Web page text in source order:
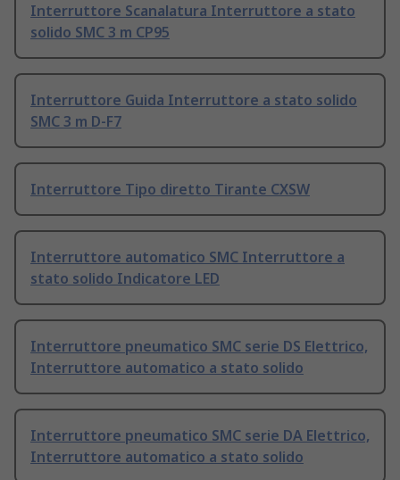
Interruttore Scanalatura Interruttore a stato
solido SMC 3 m CP95
Interruttore Guida Interruttore a stato solido
SMC 3 m D-F7
Interruttore Tipo diretto Tirante CXSW
Interruttore automatico SMC Interruttore a
stato solido Indicatore LED
Interruttore pneumatico SMC serie DS Elettrico,
Interruttore automatico a stato solido
Interruttore pneumatico SMC serie DA Elettrico,
Interruttore automatico a stato solido